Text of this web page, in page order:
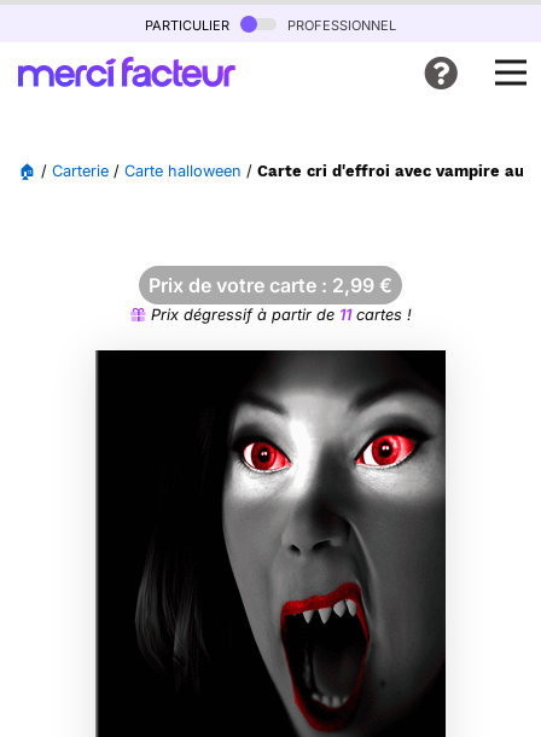
particulier professionnel
🏠 / Carterie / Carte halloween / Carte cri d'effroi avec vampire aux
Prix de votre carte : 2,99 €
Prix dégressif à partir de 11cartes !